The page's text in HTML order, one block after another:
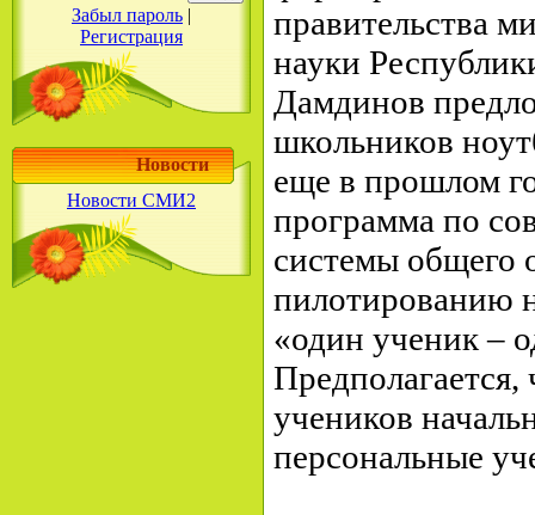
Забыл пароль |
Регистрация
Новости
Новости СМИ2
правительства
науки
Дамдинов
школьников
еще в прошлом
программа по
системы общего
пилотированию
«один ученик –
Предполагается,
учеников
персональные